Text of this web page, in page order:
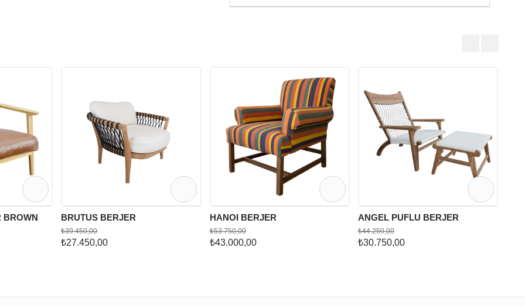
BROWN BRUTUS BERJER
₺27.450,00
₺39.450,00
HANOI BERJER
₺43.000,00
₺53.750,00
ANGEL PUFLU BERJER
₺30.750,00
₺44.250,00